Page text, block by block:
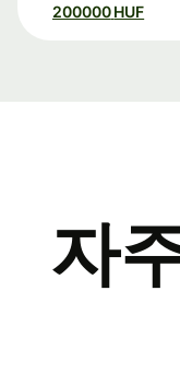
200000 HUF
자